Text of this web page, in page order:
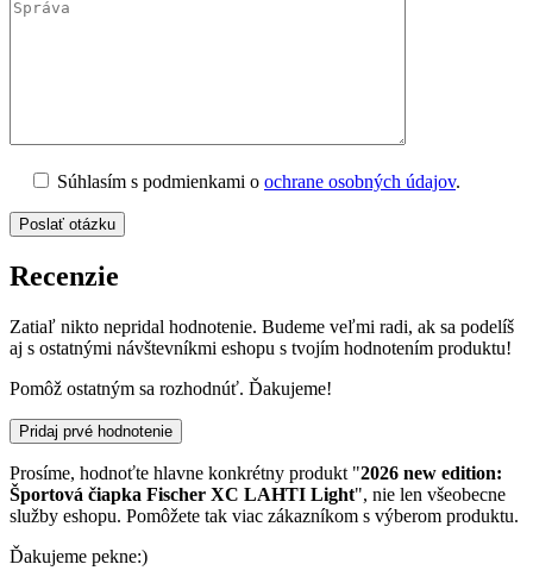
Súhlasím s podmienkami o ochrane osobných údajov.
Recenzie
Zatiaľ nikto nepridal hodnotenie. Budeme veľmi radi, ak sa podelíš
aj s ostatnými návštevníkmi eshopu s tvojím hodnotením produktu!
Pomôž ostatným sa rozhodnúť. Ďakujeme!
Pridaj prvé hodnotenie
Prosíme, hodnoťte hlavne konkrétny produkt "2026 new edition:
Športová čiapka Fischer XC LAHTI Light", nie len všeobecne
služby eshopu. Pomôžete tak viac zákazníkom s výberom produktu.
Ďakujeme pekne:)